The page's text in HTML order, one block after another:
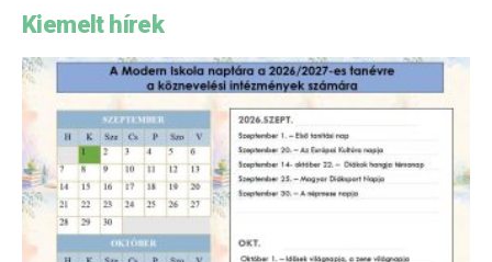
Kiemelt hírek